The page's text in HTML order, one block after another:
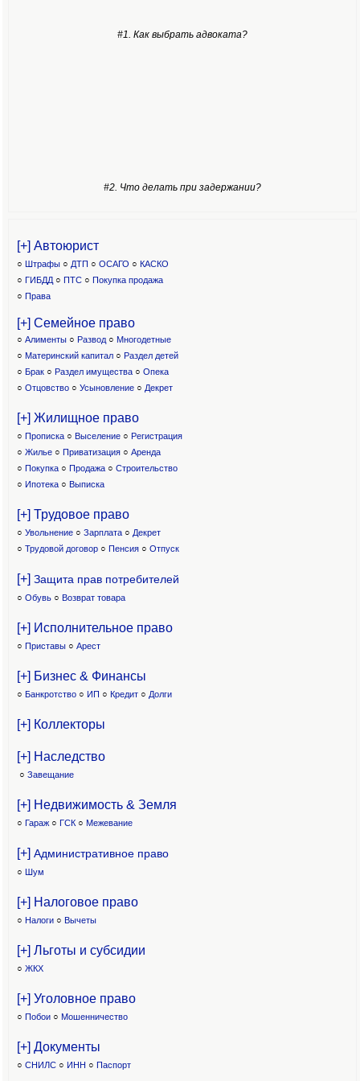
#1. Как выбрать адвоката?
#2. Что делать при задержании?
[+] Автоюрист
○ Штрафы ○ ДТП ○ ОСАГО ○ КАСКО
○ ГИБДД ○ ПТС ○ Покупка продажа
○ Права
[+] Семейное право
○ Алименты ○ Развод ○ Многодетные
○ Материнский капитал○ Раздел детей
○ Брак ○ Раздел имущества ○ Опека
○ Отцовство○ Усыновление ○ Декрет
[+] Жилищное право
○ Прописка ○ Выселение ○ Регистрация
○ Жилье ○ Приватизация ○ Аренда
○ Покупка ○ Продажа ○ Строительство
○ Ипотека ○ Выписка
[+] Трудовое право
○ Увольнение ○ Зарплата ○ Декрет
○ Трудовой договор ○ Пенсия ○ Отпуск
[+] Защита прав потребителей
○ Обувь ○ Возврат товара
[+] Исполнительное право
○ Приставы ○ Арест
[+] Бизнес & Финансы
○ Банкротство ○ ИП ○ Кредит ○ Долги
[+] Коллекторы
[+] Наследство
○ Завещание
[+] Недвижимость & Земля
○ Гараж ○ ГСК ○ Межевание
[+] Административное право
○ Шум
[+] Налоговое право
○ Налоги ○ Вычеты
[+] Льготы и субсидии
○ ЖКХ
[+] Уголовное право
○ Побои ○ Мошенничество
[+] Документы
○ СНИЛС ○ ИНН ○ Паспорт